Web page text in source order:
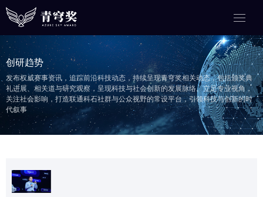
创研趋势
发布权威赛事资讯，追踪前沿科技动态，持续呈现青穹奖相关动态，包括颁奖典
礼进展、相关道与研究观察，呈现科技与社会创新的发展脉络。立足专业视角，
关注社会影响，打造联通科石社群与公众视野的常设平台，引领科技与创新的时
代叙事